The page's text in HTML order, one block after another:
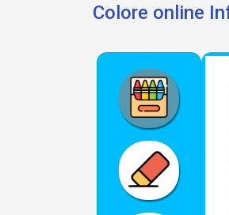
Colore online